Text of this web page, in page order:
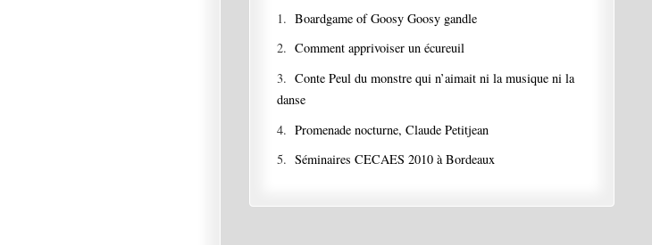
1.Boardgame of Goosy Goosy gandle
2.Comment apprivoiser un écureuil
3.Conte Peul du monstre qui n’aimait ni la musique ni la
danse
4.Promenade nocturne, Claude Petitjean
5.Séminaires CECAES 2010 à Bordeaux